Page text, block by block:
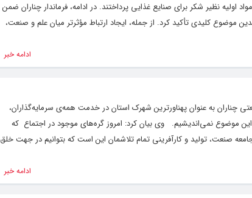
نظیر شکر برای صنایع غذایی پرداختند. در ادامه، فرماندار چناران ضمن
موضوع کلیدی تأکید کرد. از جمله، ایجاد ارتباط مؤثرتر میان علم و صنعت،
ادامه خبر
چناران به عنوان پهناور‌ترین شهرک استان در خدمت همه‌ی سرمایه‌گذاران،
موضوع نمی‌اندیشیم. وی بیان کرد: امروز گره‌های موجود در اجتماع که
صنعت، تولید و کار‌آفرینی تمام تلاشمان این است که بتوانیم در جهت خلق
ادامه خبر